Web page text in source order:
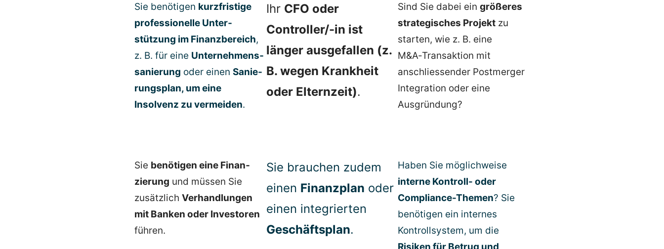
Sie benötigen kurzfristige
profes­sio­nelle Unter­
stützung im Finanz­be­reich,
z. B. für eine Unter­neh­mens­
sa­nierung oder einen Sanie­
rungsplan, um eine
Insolvenz zu vermeiden.
Ihr CFO oder
Controller/-in ist
länger ausge­fallen (z.
B. wegen Krankheit
oder Elternzeit).
Sind Sie dabei eingrößeres
strate­gi­sches Projekt zu
starten, wie z. B. eine
M&A‑Transaktion mit
anschlies­sender Postmerger
Integration oder eine
Ausgründung?
Sie benötigen eine Finan­
zierung und müssen Sie
zusätzlich Verhand­lungen
mit Banken oder Inves­toren
führen.
Sie brauchen zudem
einen Finanzplan oder
einen integrierten
Geschäftsplan.
Haben Sie möglich­weise
interne Kontroll- oder
Compliance-Themen? Sie
benötigen ein internes
Kontroll­system, um die